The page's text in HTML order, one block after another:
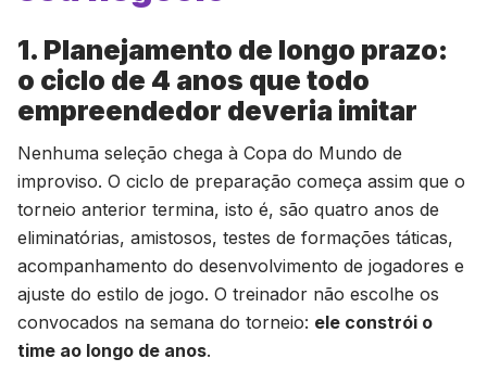
1. Planejamento de longo prazo:
o ciclo de 4 anos que todo
empreendedor deveria imitar
Nenhuma seleção chega à Copa do Mundo de
improviso. O ciclo de preparação começa assim que o
torneio anterior termina, isto é, são quatro anos de
eliminatórias, amistosos, testes de formações táticas,
acompanhamento do desenvolvimento de jogadores e
ajuste do estilo de jogo. O treinador não escolhe os
convocados na semana do torneio: ele constrói o
time ao longo de anos.